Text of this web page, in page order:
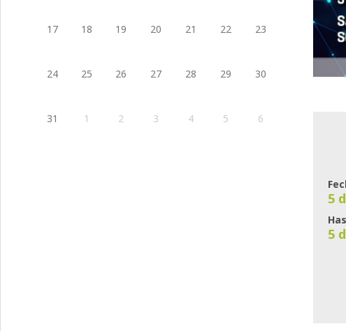
5
5
17 18 19 20 21 22 23
24 25 26 27 28 29 30
31 1 2 3 4 5 6